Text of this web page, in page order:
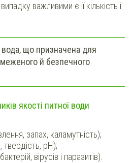
важливими є її кількість і
що призначена для
й безпечного
якості питної води
запах, каламутність);
твердість, рН);
вірусів і паразитів).